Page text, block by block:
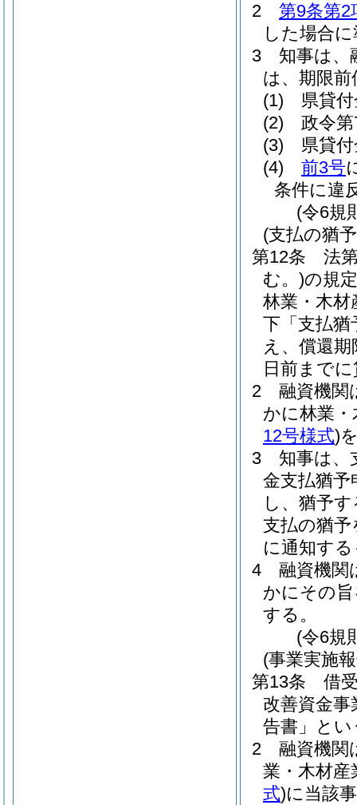
2
第9条第2
した場合
3
知事は、
は、期限
(1)
県貸
(2)
政令
(3)
県貸
(4)
前3号
条件に違
(令6規
(支払の猶
第12条
法
む。)の規
林業・木材
下「支払猶
え、償還期
日前まで
2
融資機関
かに林業・
12号様式)
3
知事は、
金支払猶
し、猶予
支払の猶
に通知す
4
融資機関
かにその
する。
(令6規
(事業実施
第13条
借
改善資金事
告書」とい
2
融資機関
業・木材産
式)に当該